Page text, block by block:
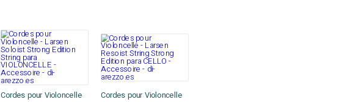
Cordes pour Violoncelle Cordes pour Violoncelle